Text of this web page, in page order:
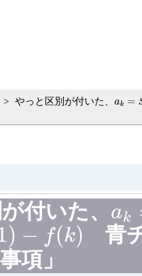
> やっと区別が付いた、 ak = k
付いた、 ak
ak
) − f(k)
k)
青
項」